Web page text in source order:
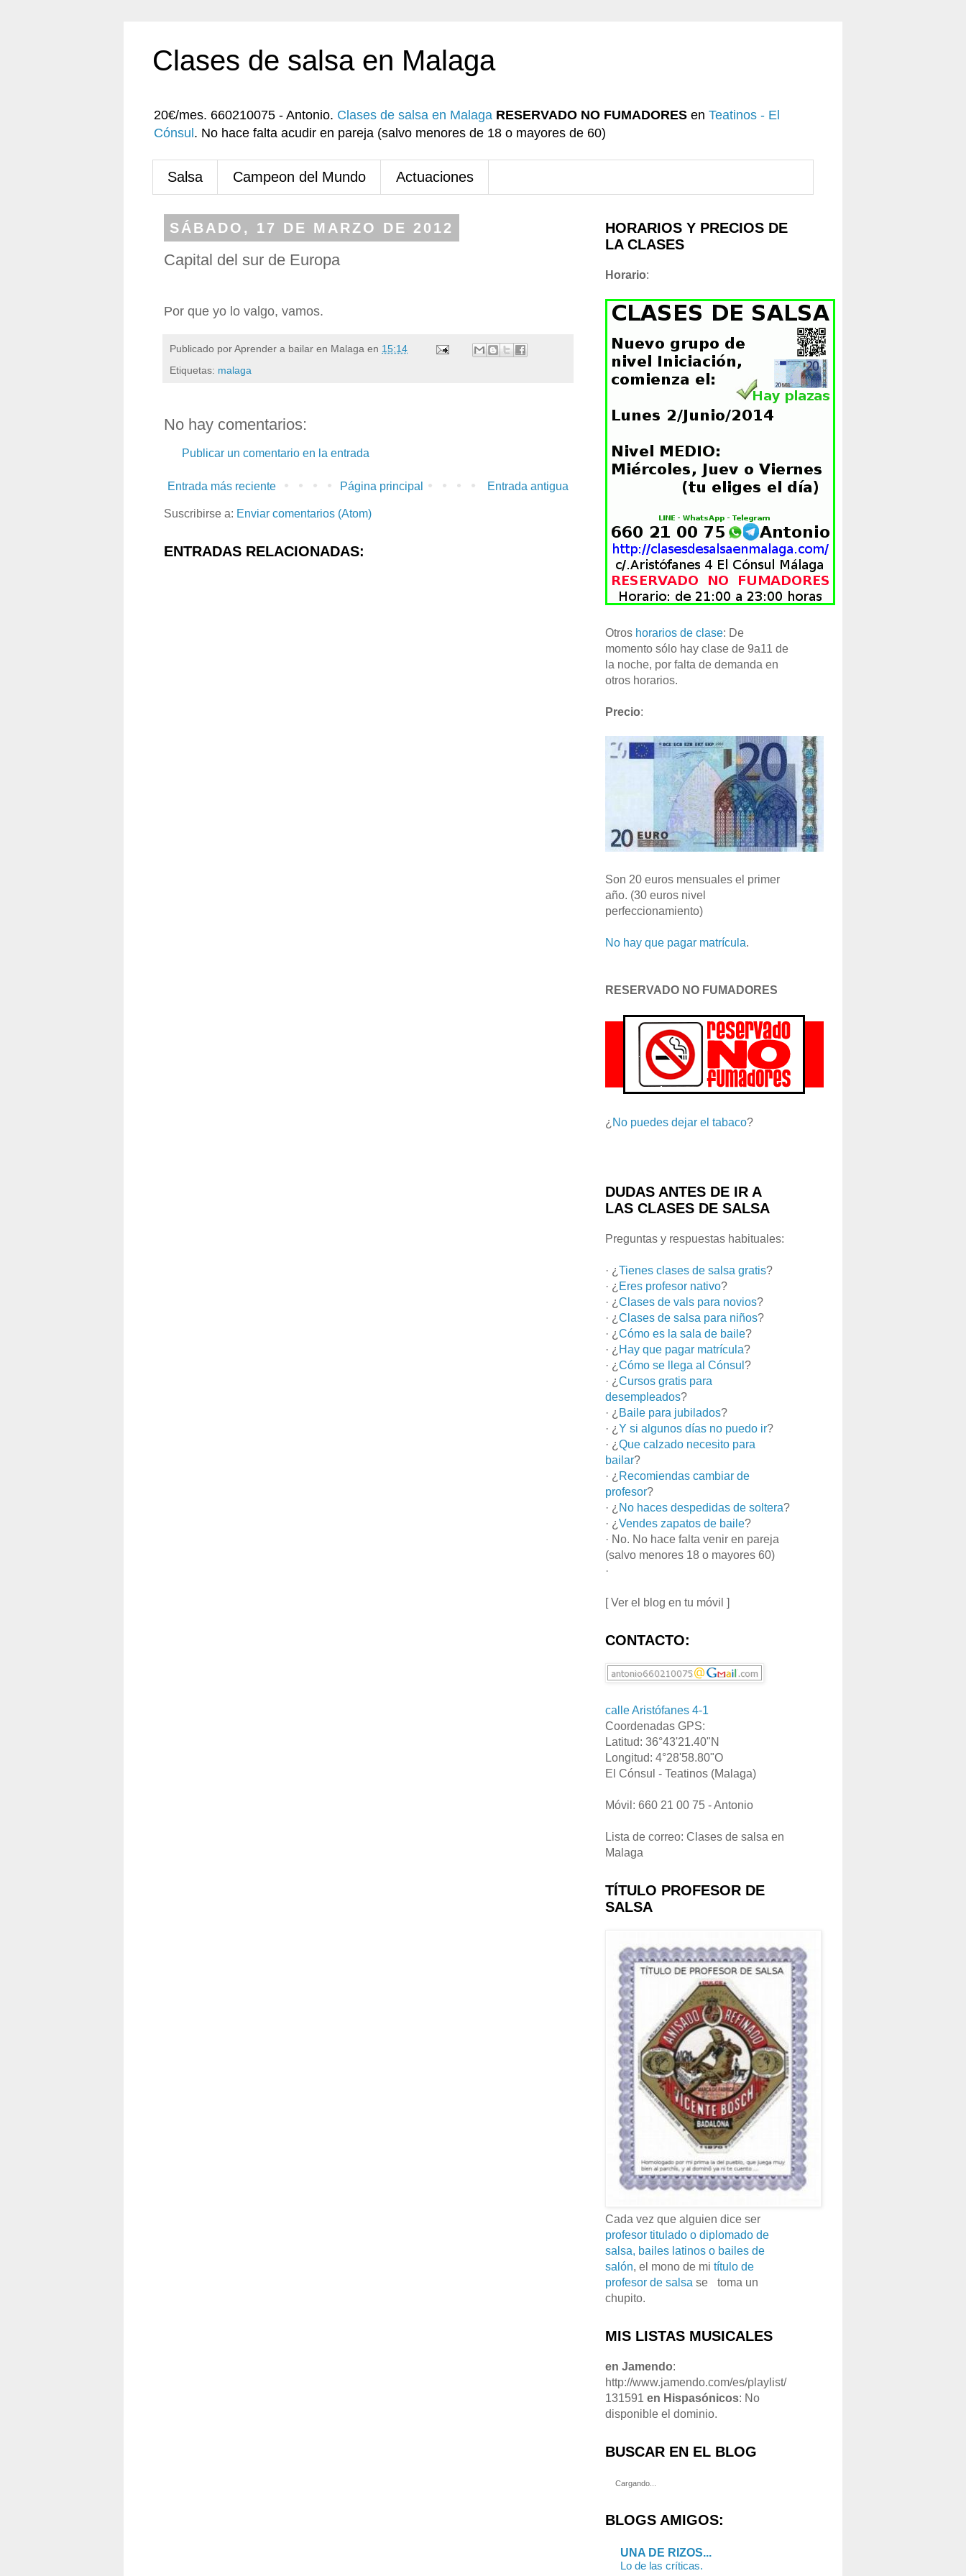
Clases de salsa en Malaga
20€/mes. 660210075 - Antonio. Clases de salsa en Malaga RESERVADO NO FUMADORES en Teatinos - El
Cónsul . No hace falta acudir en pareja (salvo menores de 18 o mayores de 60)
Salsa Campeon del Mundo Actuaciones
SÁBADO, 17 DE MARZO DE 2012
Capital del sur de Europa
Por que yo lo valgo, vamos.
Publicado porAprender a bailar en Malaga en 15:14
Etiquetas: malaga
No hay comentarios:
Publicar un comentario en la entrada
Entrada más reciente Entrada antigua
Página principal
Suscribirse a: Enviar comentarios (Atom)
ENTRADAS RELACIONADAS:
HORARIOS Y PRECIOS DE
LA CLASES
Horario:
Otros horarios de clase: De
momento sólo hay clase de 9a11 de
la noche, por falta de demanda en
otros horarios.
Precio:
Son 20 euros mensuales el primer
año. (30 euros nivel
perfeccionamiento)
No hay que pagar matrícula.
RESERVADO NO FUMADORES
¿ No puedes dejar el tabaco?
DUDAS ANTES DE IR A
LAS CLASES DE SALSA
Preguntas y respuestas habituales:
· ¿ Tienes clases de salsa gratis?
· ¿ Eres profesor nativo?
· ¿ Clases de vals para novios?
· ¿ Clases de salsa para niños?
· ¿ Cómo es la sala de baile?
· ¿ Hay que pagar matrícula?
· ¿ Cómo se llega al Cónsul ?
· ¿ Cursos gratis para
desempleados?
· ¿ Baile para jubilados?
· ¿ Y si algunos días no puedo ir?
· ¿ Que calzado necesito para
bailar?
· ¿ Recomiendas cambiar de
profesor?
· ¿ No haces despedidas de soltera?
· ¿ Vendes zapatos de baile?
· No. No hace falta venir en pareja
(salvo menores 18 o mayores 60)
·
[ Ver el blog en tu móvil ]
CONTACTO:
calle Aristófanes 4-1
Coordenadas GPS:
Latitud: 36°43'21.40"N
Longitud: 4°28'58.80"O
El Cónsul - Teatinos (Malaga)
Móvil: 660 21 00 75 - Antonio
Lista de correo: Clases de salsa en
Malaga
TÍTULO PROFESOR DE
SALSA
Cada vez que alguien dice ser
profesor titulado o diplomado de
salsa, bailes latinos o bailes de
salón, el mono de mi título de
profesor de salsa se
toma un
chupito.
MIS LISTAS MUSICALES
en Jamendo:
http://www.jamendo.com/es/playlist/
131591 en Hispasónicos: No
disponible el dominio.
BUSCAR EN EL BLOG
Cargando...
BLOGS AMIGOS:
UNA DE RIZOS...
Lo de las críticas.